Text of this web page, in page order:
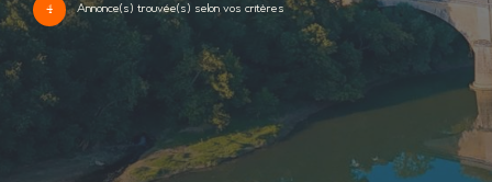
4 Annonce(s) trouvée(s) selon vos critères